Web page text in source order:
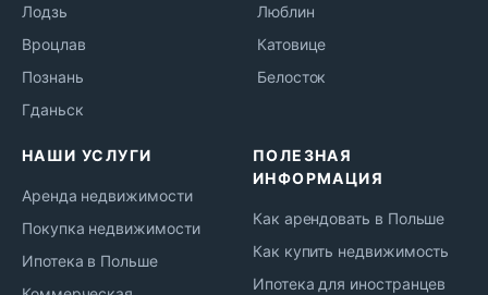
Лодзь
Вроцлав
Познань
Гданьск
Люблин
Катовице
Белосток
НАШИ УСЛУГИ
Аренда недвижимости
Покупка недвижимости
Ипотека в Польше
ПОЛЕЗНАЯ
ИНФОРМАЦИЯ
Как арендовать в Польше
Как купить недвижимость
Ипотека для иностранцев